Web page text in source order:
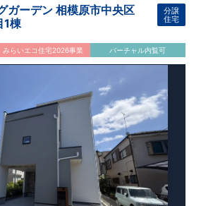
ルチエント ランス」が受賞いたしまし
級3 ・数百年に一度の地震に耐える力
・エコ住宅としての性能評価を全号棟
住宅性能評価ダブル取得 ・『設計』住
設』住宅性能評価…評価を受けた図面通
、建設までに計4回チェックが行われま
わせください♪ 西宮営業所 TEL
0798-
・年末年始
ガーデン 相模原市中央区
1棟
分譲
住宅
みらいエコ住宅2026事業 バーチャル内覧可